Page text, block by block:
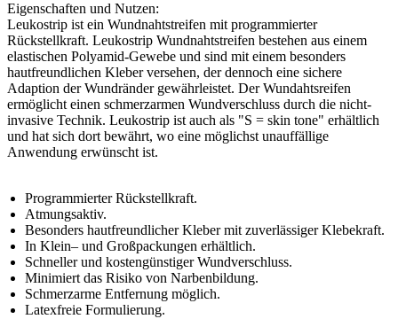
Eigenschaften und Nutzen:
Leukostrip ist ein Wundnahtstreifen mit programmierter
Rückstellkraft. Leukostrip Wundnahtstreifen bestehen aus einem
elastischen Polyamid-Gewebe und sind mit einem besonders
hautfreundlichen Kleber versehen, der dennoch eine sichere
Adaption der Wundränder gewährleistet. Der Wundahtsreifen
ermöglicht einen schmerzarmen Wundverschluss durch die nicht-
invasive Technik. Leukostrip ist auch als "S = skin tone" erhältlich
und hat sich dort bewährt, wo eine möglichst unauffällige
Anwendung erwünscht ist.
Programmierter Rückstellkraft.
Atmungsaktiv.
Besonders hautfreundlicher Kleber mit zuverlässiger Klebekraft.
In Klein– und Großpackungen erhältlich.
Schneller und kostengünstiger Wundverschluss.
Minimiert das Risiko von Narbenbildung.
Schmerzarme Entfernung möglich.
Latexfreie Formulierung.